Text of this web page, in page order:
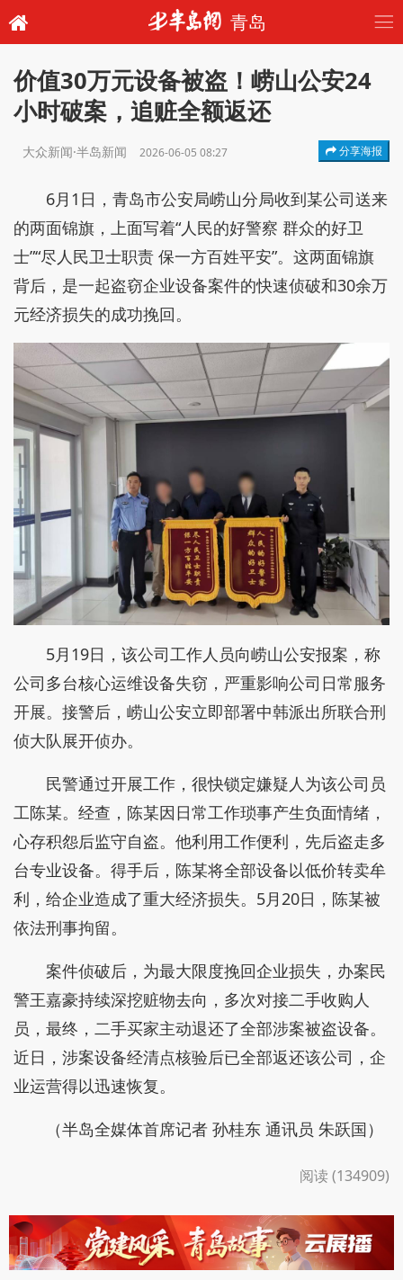
青岛
价值30万元设备被盗！崂山公安24
小时破案，追赃全额返还
大众新闻·半岛新闻 2026-06-05 08:27 分享海报
6月1日，青岛市公安局崂山分局收到某公司送来
的两面锦旗，上面写着“人民的好警察 群众的好卫
士”“尽人民卫士职责 保一方百姓平安”。这两面锦旗
背后，是一起盗窃企业设备案件的快速侦破和30余万
元经济损失的成功挽回。
5月19日，该公司工作人员向崂山公安报案，称
公司多台核心运维设备失窃，严重影响公司日常服务
开展。接警后，崂山公安立即部署中韩派出所联合刑
侦大队展开侦办。
民警通过开展工作，很快锁定嫌疑人为该公司员
工陈某。经查，陈某因日常工作琐事产生负面情绪，
心存积怨后监守自盗。他利用工作便利，先后盗走多
台专业设备。得手后，陈某将全部设备以低价转卖牟
利，给企业造成了重大经济损失。5月20日，陈某被
依法刑事拘留。
案件侦破后，为最大限度挽回企业损失，办案民
警王嘉豪持续深挖赃物去向，多次对接二手收购人
员，最终，二手买家主动退还了全部涉案被盗设备。
近日，涉案设备经清点核验后已全部返还该公司，企
业运营得以迅速恢复。
（半岛全媒体首席记者 孙桂东 通讯员 朱跃国）
阅读 (134909)